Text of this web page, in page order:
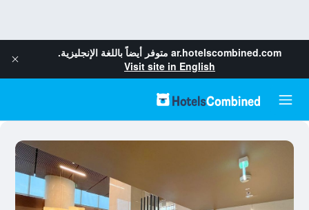
ar.hotelscombined.com متوفر أيضاً باللغة الإنجليزية.
Visit site in English